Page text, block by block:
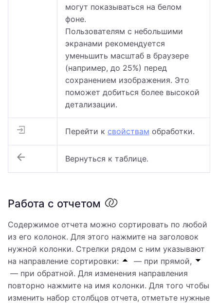
могут показываться на белом
фоне.
Пользователям с небольшими
экранами рекомендуется
уменьшить масштаб в браузере
(например, до 25%) перед
сохранением изображения. Это
поможет добиться более высокой
детализации.
Перейти к свойствам обработки.
Вернуться к таблице.
Работа с отчетом
Содержимое отчета можно сортировать по любой
из его колонок. Для этого нажмите на заголовок
нужной колонки. Стрелки рядом с ним указывают
на направление сортировки:
— при прямой,
— при обратной. Для изменения направления
повторно нажмите на имя колонки. Для того чтобы
изменить набор столбцов отчета, отметьте нужные